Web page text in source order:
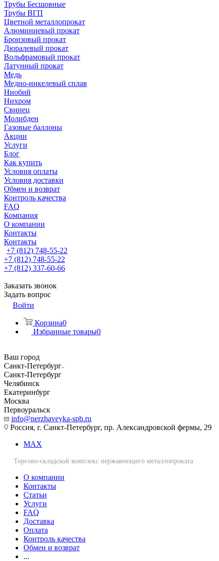
Трубы Бесшовные
Трубы ВГП
Цветной металлопрокат
Алюминиевый прокат
Бронзовый прокат
Дюралевый прокат
Вольфрамовый прокат
Латунный прокат
Медь
Медно-никелевый сплав
Ниобий
Нихром
Свинец
Молибден
Газовые баллоны
Акции
Услуги
Блог
Как купить
Условия оплаты
Условия доставки
Обмен и возврат
Контроль качества
FAQ
Компания
О компании
Контакты
Контакты
+7 (812) 748-55-22
+7 (812) 748-55-22
+7 (812) 337-60-66
Заказать звонок
Задать вопрос
Войти
Корзина0
Избранные товары0
Ваш город
Санкт-Петербург
Санкт-Петербург
Челябинск
Екатеринбург
Москва
Первоуральск
info@nerzhaveyka-spb.ru
Россия, г. Санкт-Петербург, пр. Александровской фермы, 29
MAX
Торгово-складской комплекс нержавеющего металлопроката
О компании
Контакты
Статьи
Услуги
FAQ
Доставка
Оплата
Контроль качества
Обмен и возврат
...